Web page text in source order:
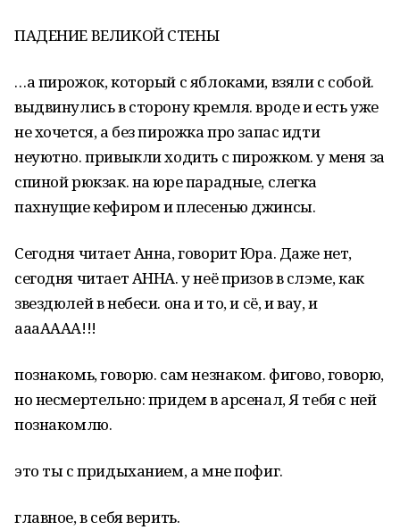
ПАДЕНИЕ ВЕЛИКОЙ СТЕНЫ
…а пирожок, который с яблоками, взяли с собой.
выдвинулись в сторону кремля. вроде и есть уже
не хочется, а без пирожка про запас идти
неуютно. привыкли ходить с пирожком. у меня за
спиной рюкзак. на юре парадные, слегка
пахнущие кефиром и плесенью джинсы.
Сегодня читает Анна, говорит Юра. Даже нет,
сегодня читает АННА. у неё призов в слэме, как
звездюлей в небеси. она и то, и сё, и вау, и
аааАААА!!!
познакомь, говорю. сам незнаком. фигово, говорю,
но несмертельно: придем в арсенал, Я тебя с ней
познакомлю.
это ты с придыханием, а мне пофиг.
главное, в себя верить.